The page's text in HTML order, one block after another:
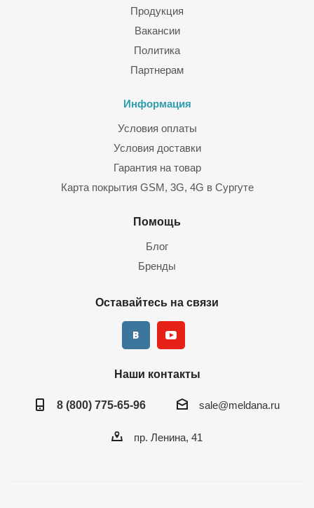
Продукция
Вакансии
Политика
Партнерам
Информация
Условия оплаты
Условия доставки
Гарантия на товар
Карта покрытия GSM, 3G, 4G в Сургуте
Помощь
Блог
Бренды
Оставайтесь на связи
Наши контакты
8 (800) 775-65-96 sale@meldana.ru
пр. Ленина, 41